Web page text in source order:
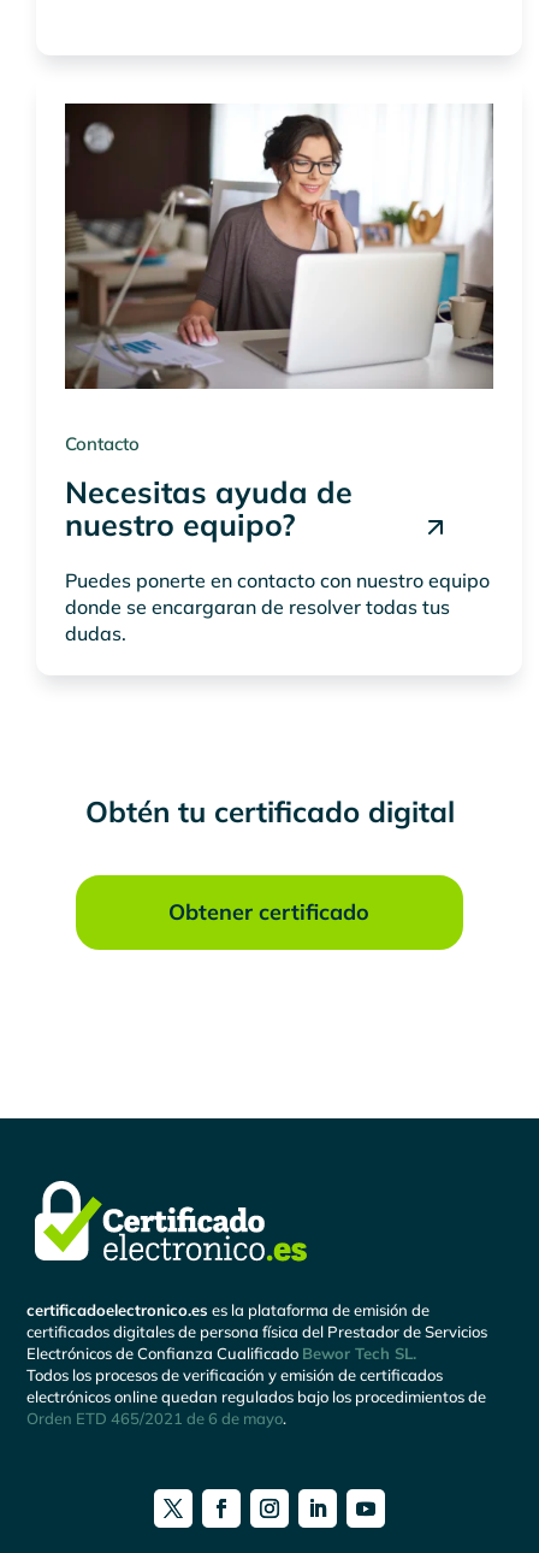
Contacto
Necesitas ayuda de
nuestro equipo?
Puedes ponerte en contacto con nuestro equipo
donde se encargaran de resolver todas tus
dudas.
Obtén tu certificado digital
Obtener certificado
certificadoelectronico.es es la plataforma de emisión de
certificados digitales de persona física del Prestador de Servicios
Electrónicos de Confianza Cualificado Bewor Tech SL.
Todos los procesos de verificación y emisión de certificados
electrónicos online quedan regulados bajo los procedimientos de
Orden ETD 465/2021 de 6 de mayo.